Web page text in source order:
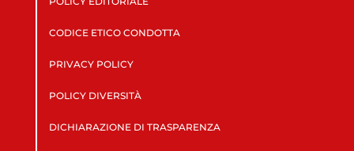
CODICE ETICO CONDOTTA
PRIVACY POLICY
POLICY DIVERSITÀ
DICHIARAZIONE DI TRASPARENZA